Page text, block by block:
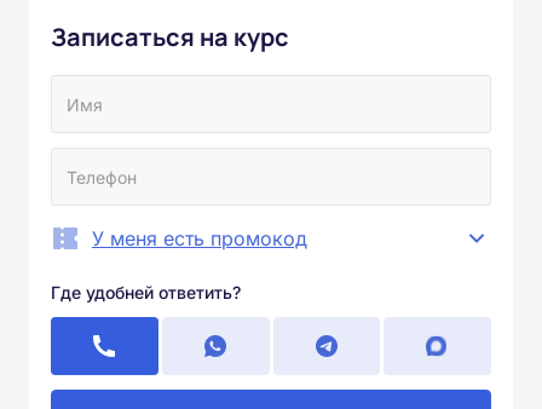
Записаться на курс
У меня есть промокод
Где удобней ответить?